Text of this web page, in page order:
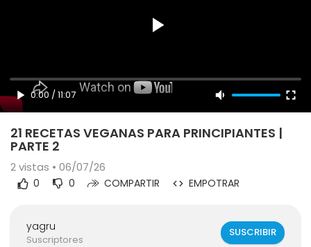
0:00 /11:07
21 RECETAS VEGANAS PARA PRINCIPIANTES |
PARTE 2
2vistas • 06/07/26
0 0 COMPARTIR EMPOTRAR
yagru
Suscriptores
SUSCRIBIR